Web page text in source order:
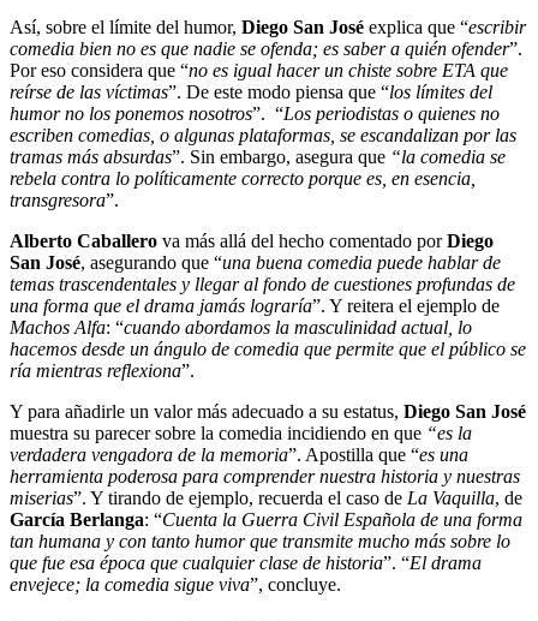
Así, sobre el límite del humor, Diego San José explica que “escribir
comedia bien no es que nadie se ofenda; es saber a quién ofender”.
Por eso considera que “no es igual hacer un chiste sobre ETA que
reírse de las víctimas”. De este modo piensa que “los límites del
humor no los ponemos nosotros”. “Los periodistas o quienes no
escriben comedias, o algunas plataformas, se escandalizan por las
tramas más absurdas”. Sin embargo, asegura que “la comedia se
rebela contra lo políticamente correcto porque es, en esencia,
transgresora”.
Alberto Caballero va más allá del hecho comentado porDiego
San José, asegurando que “una buena comedia puede hablar de
temas trascendentales y llegar al fondo de cuestiones profundas de
una forma que el drama jamás lograría”. Y reitera el ejemplo de
Machos Alfa: “cuando abordamos la masculinidad actual, lo
hacemos desde un ángulo de comedia que permite que el público se
ría mientras reflexiona”.
Y para añadirle un valor más adecuado a su estatus, Diego San José
muestra su parecer sobre la comedia incidiendo en que “es la
verdadera vengadora de la memoria”. Apostilla que “es una
herramienta poderosa para comprender nuestra historia y nuestras
miserias”. Y tirando de ejemplo, recuerda el caso de La Vaquilla, de
García Berlanga: “Cuenta la Guerra Civil Española de una forma
tan humana y con tanto humor que transmite mucho más sobre lo
que fue esa época que cualquier clase de historia”. “El drama
envejece; la comedia sigue viva”, concluye.